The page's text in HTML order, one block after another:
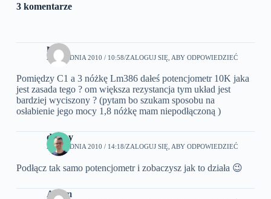
3 komentarze
roy
23 GRUDNIA 2010 / 10:58 ZALOGUJ SIĘ, ABY ODPOWIEDZIEĆ
Pomiędzy C1 a 3 nóżkę Lm386 dałeś potencjometr 10K jaka
jest zasada tego ? om większa rezystancja tym układ jest
bardziej wyciszony ? (pytam bo szukam sposobu na
osłabienie jego mocy 1,8 nóżkę mam niepodłączoną )
do roy
24 GRUDNIA 2010 / 14:18 ZALOGUJ SIĘ, ABY ODPOWIEDZIEĆ
Podłącz tak samo potencjometr i zobaczysz jak to działa 😉
Adam